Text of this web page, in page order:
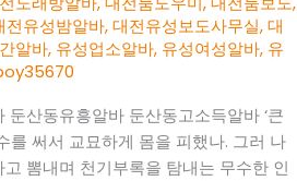
전유성밤알바,대전유성보도사무실,대
알바, 유성업소알바, 유성여성알바, 유
산동유흥알바 둔산동고소득알바 ‘큰
를 써서 교묘하게 몸을 피했나. 그러 나
뽐내며 천기부록을 탐내는 무수한 인